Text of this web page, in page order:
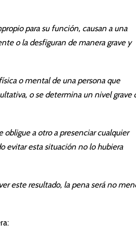
para su función, causan a una
o la desfiguran de manera grave y
o mental de una persona que
o se determina un nivel grave
a otro a presenciar cualquier
evitar esta situación no lo hubiera
este resultado, la pena será no